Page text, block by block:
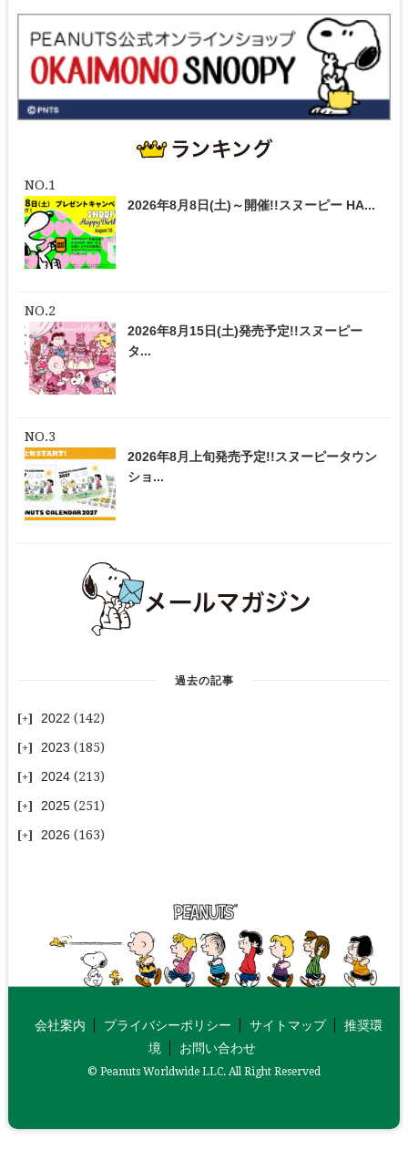
2026年8月8日(土)～開催!!スヌーピー HA...
2026年8月15日(土)発売予定!!スヌーピー
タ...
2026年8月上旬発売予定!!スヌーピータウン
ショ...
過去の記事
2022 (142)
2023 (185)
2024 (213)
2025 (251)
2026 (163)
会社案内 プライバシーポリシー サイトマップ
推奨環
境
お問い合わせ
© Peanuts Worldwide LLC. All Right Reserved